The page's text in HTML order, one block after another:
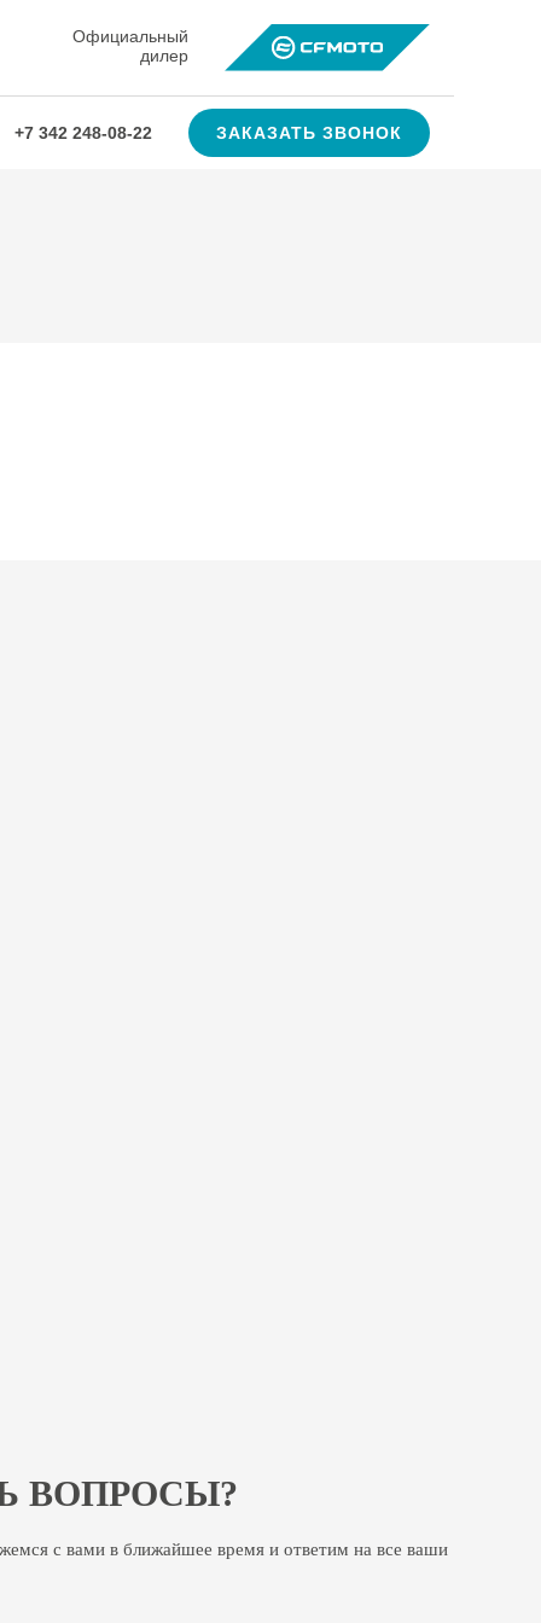
Официальный
дилер
+7 342 248-08-22 ЗАКАЗАТЬ ЗВОНОК
ВОПРОСЫ?
с вами в ближайшее время и ответим на все ваши